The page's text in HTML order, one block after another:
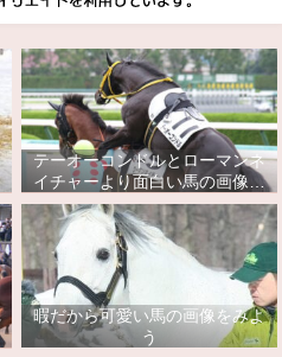
テーオーコンドルとローマンネ
イチャーより面白い馬の画像っ
てあるの？
暇だから可愛い馬の画像をみよ
う